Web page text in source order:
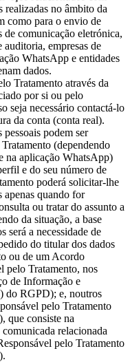
realizadas no âmbito da
como para o envio de
comunicação eletrónica,
auditoria, empresas de
WhatsApp e entidades
dados.
Tratamento através da
por si ou pelo
seja necessário contactá-lo
da conta (conta real).
pessoais podem ser
(dependendo
na aplicação WhatsApp)
e do seu número de
poderá solicitar-lhe
apenas quando for
ou tratar do assunto a
da situação, a base
será a necessidade de
do titular dos dados
ou de um Acordo
pelo Tratamento, nos
de Informação e
do RGPD); e, noutros
pelo Tratamento
que consiste na
relacionada
pelo Tratamento